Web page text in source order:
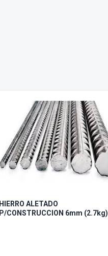
HIERRO ALETADO
P/CONSTRUCCION 6mm (2.7kg)